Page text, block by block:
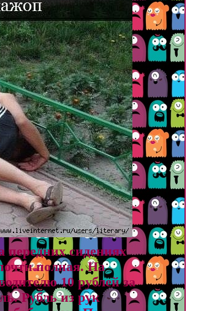
сидениях
полная. На
10 рублей за
Рубль из рук